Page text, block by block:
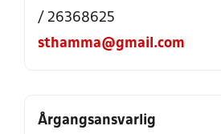
/ 26368625
sthamma@gmail.com
Årgangsansvarlig